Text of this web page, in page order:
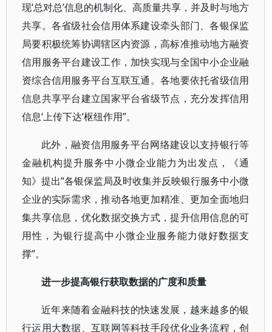
现‘总对总’信息的机制化、高质量共享，并及时与地方
共享。各省级社会信用体系建设牵头部门、各银保监
局要积极统筹协调辖区内资源，高标准推动地方融资
信用服务平台建设工作，加快实现与全国中小企业融
资综合信用服务平台互联互通。各地要依托省级信用
信息共享平台建立国家平台省级节点，充分发挥信用
信息‘上传下达’枢纽作用”。
此外，融资信用服务平台网络建设以支持银行等
金融机构提升服务中小微企业能力为出发点，《通
知》提出“各银保监局及时收集并反映银行服务中小微
企业的实际需求，推动各地更加精准、更加全面地归
集共享信息，优化数据交换方式，提升信用信息的可
用性，为银行提高中小微企业服务能力做好数据支
撑”。
进一步提高银行获取数据的广度和质量
近年来随着金融科技的快速发展，越来越多的银
行运用大数据、互联网等科技手段优化业务流程，创